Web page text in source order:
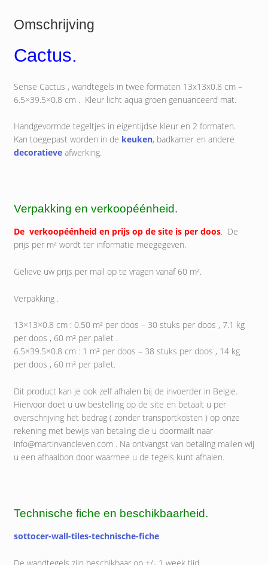
Omschrijving
Cactus.
Sense Cactus , wandtegels in twee formaten 13x13x0.8 cm –
6.5×39.5×0.8 cm . Kleur licht aqua groen genuanceerd mat.
Handgevormde tegeltjes in eigentijdse kleur en 2 formaten.
Kan toegepast worden in de keuken, badkamer en andere
decoratieveafwerking.
Verpakking en verkoopéénheid.
De verkoopéénheid en prijs op de site is per doos.De
prijs per m² wordt ter informatie meegegeven.
Gelieve uw prijs per mail op te vragen vanaf 60 m².
Verpakking .
13×13×0.8 cm : 0.50 m² per doos – 30 stuks per doos , 7.1 kg
per doos , 60 m² per pallet .
6.5×39.5×0.8 cm : 1 m² per doos – 38 stuks per doos , 14 kg
per doos , 60 m² per pallet.
Dit product kan je ook zelf afhalen bij de invoerder in Belgie.
Hiervoor doet u uw bestelling op de site en betaalt u per
overschrijving het bedrag ( zonder transportkosten ) op onze
rekening met bewijs van betaling die u doormailt naar
info@martinvancleven.com . Na ontvangst van betaling mailen wij
u een afhaalbon door waarmee u de tegels kunt afhalen.
Technische fiche en beschikbaarheid.
sottocer-wall-tiles-technische-fiche